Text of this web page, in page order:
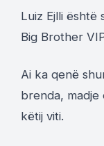
Luiz Ejlli është
Big Brother
Ai ka qenë
brenda, madje
këtij viti.